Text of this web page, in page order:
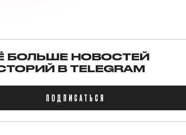
БОЛЬШЕ НОВОСТЕЙ
В TELEGRAM
ПОДПИСАТЬСЯ